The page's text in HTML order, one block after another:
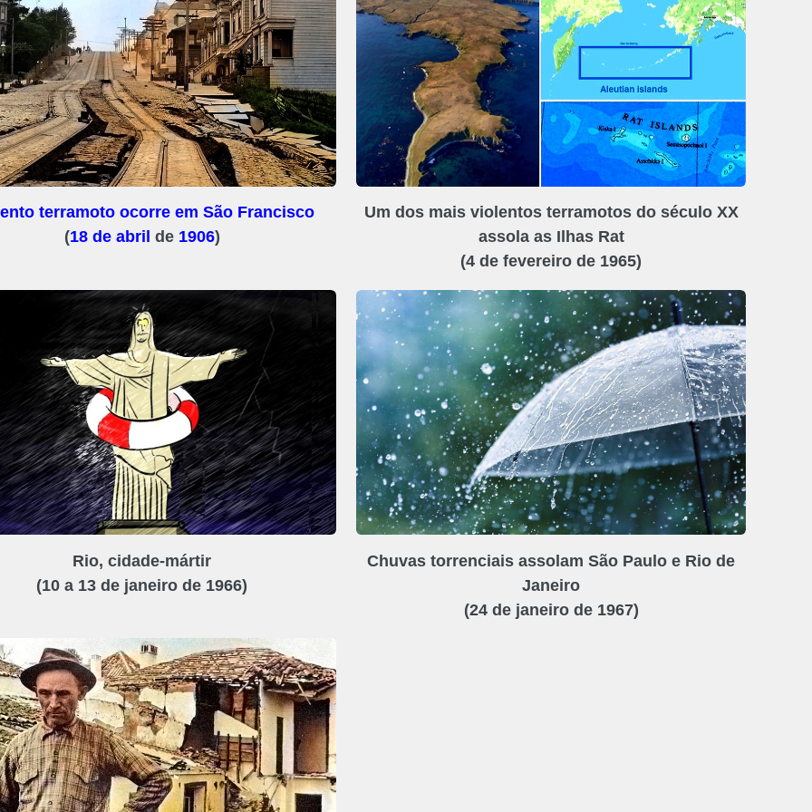
terramoto ocorre em São Francisco
(18 de abril de 1906)
Um dos mais violentos terramotos do século XX
assola as Ilhas Rat
(4 de fevereiro de 1965)
Rio, cidade-mártir
(10 a 13 de janeiro de 1966)
Chuvas torrenciais assolam São Paulo e Rio de
Janeiro
(24 de janeiro de 1967)